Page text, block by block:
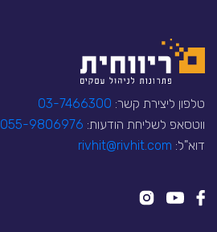
טלפון ליצירת קשר: 03-7466300
ווטסאפ לשליחת הודעות: 055-9806976
דוא"ל: rivhit@rivhit.com